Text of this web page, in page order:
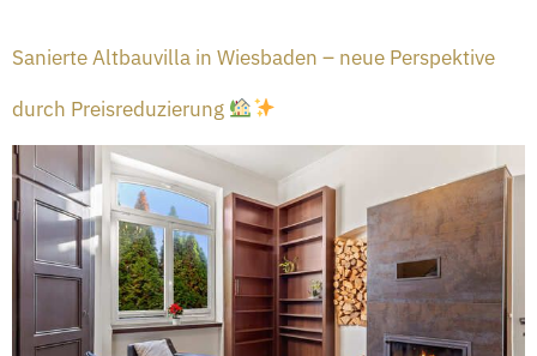
Sanierte Altbauvilla in Wiesbaden – neue Perspektive
durch Preisreduzierung